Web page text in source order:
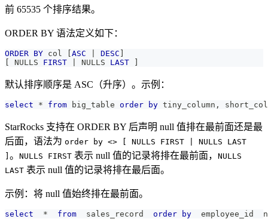
前 65535 个排序结果。
ORDER BY 语法定义如下：
ORDER BY col ASC DESC
NULLS FIRST NULLS LAST
默认排序顺序是 ASC（升序）。示例：
select * from big_table order by tiny_column ,
StarRocks 支持在 ORDER BY 后声明 null 值排在最前面还是最
后面，语法为 order by <> [ NULLS FIRST | NULLS LAST
。 NULLS FIRST 表示 null 值的记录将排在最前面， NULLS
LAST 表示 null 值的记录将排在最后面。
示例：将 null 值始终排在最前面。
select * from
  sales_record
order by
employee_id